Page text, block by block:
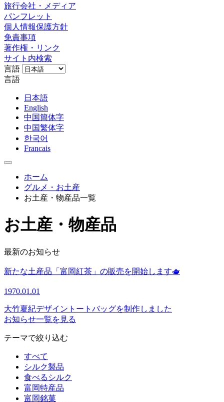
旅行会社・メディア
パンフレット
個人情報保護方針
免責事項
著作権・リンク
サイト内検索
言語
言語
日本語
English
中国簡体字
中国繁体字
한국어
Francais
ホーム
グルメ・お土産
お土産・物産品一覧
お土産・物産品
最新のお知らせ
新たな土産品「富岡紅茶」の販売を開始します🫖
1970.01.01
大竹夏紀デザイントートバッグを制作しました
お知らせ一覧を見る
テーマで絞り込む
すべて
シルク製品
食べるシルク
富岡特産品
富岡銘菓